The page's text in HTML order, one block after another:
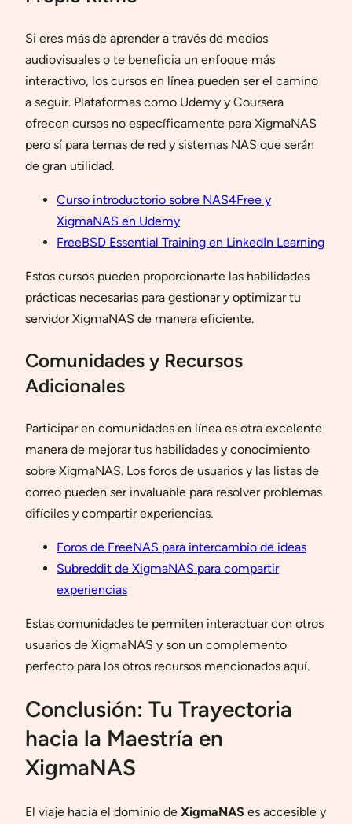
Si eres más de aprender a través de medios
audiovisuales o te beneficia un enfoque más
interactivo, los cursos en línea pueden ser el camino
a seguir. Plataformas como Udemy y Coursera
ofrecen cursos no específicamente para XigmaNAS
pero sí para temas de red y sistemas NAS que serán
de gran utilidad.
Curso introductorio sobre NAS4Free y
XigmaNAS en Udemy
FreeBSD Essential Training en LinkedIn Learning
Estos cursos pueden proporcionarte las habilidades
prácticas necesarias para gestionar y optimizar tu
servidor XigmaNAS de manera eficiente.
Comunidades y Recursos
Adicionales
Participar en comunidades en línea es otra excelente
manera de mejorar tus habilidades y conocimiento
sobre XigmaNAS. Los foros de usuarios y las listas de
correo pueden ser invaluable para resolver problemas
difíciles y compartir experiencias.
Foros de FreeNAS para intercambio de ideas
Subreddit de XigmaNAS para compartir
experiencias
Estas comunidades te permiten interactuar con otros
usuarios de XigmaNAS y son un complemento
perfecto para los otros recursos mencionados aquí.
Conclusión: Tu Trayectoria
hacia la Maestría en
XigmaNAS
El viaje hacia el dominio de XigmaNAS es accesible y